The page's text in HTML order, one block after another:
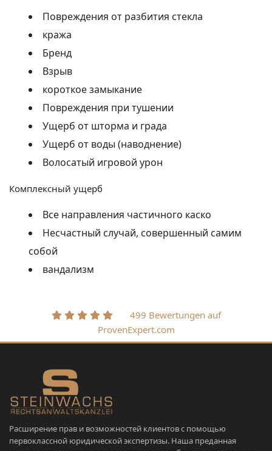
Повреждения от разбития стекла
кража
Бренд
Взрыв
короткое замыкание
Повреждения при тушении
Ущерб от шторма и града
Ущерб от воды (наводнение)
Волосатый игровой урон
Комплексный ущерб
Все направления частичного каско
Несчастный случай, совершенный самим
собой
вандализм
499 Bewertungen auf
ProvenExpert.com
Расширение прав и возможностей клиентов с помощью
первоклассной юридической экспертизы. Наша преданная